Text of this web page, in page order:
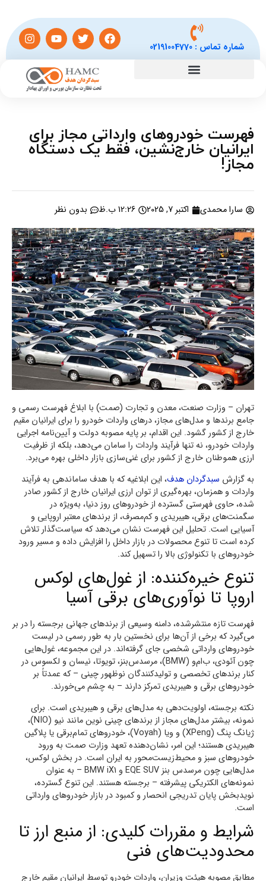
شماره تماس :02191004770
فهرست خودروهای وارداتی مجاز برای
ایرانیان خارج‌نشین، فقط یک دستگاه
مجاز!
سارا محمدی اکتبر 7, 2025 12:26 ب.ظ بدون نظر
تهران – وزارت صنعت، معدن و تجارت (صمت) با ابلاغ فهرست رسمی و
جامع برندها و مدل‌های مجاز، درهای واردات خودرو را برای ایرانیان مقیم
خارج از کشور گشود. این اقدام، بر پایه مصوبه دولت و آیین‌نامه اجرایی
واردات خودرو، نه تنها فرآیند واردات را سامان می‌دهد، بلکه از ظرفیت
ارزی هموطنان خارج از کشور برای غنی‌سازی بازار داخلی بهره می‌برد.
به گزارش سبدگردان هدف، این ابلاغیه که با هدف ساماندهی به فرآیند
واردات و همزمان، بهره‌گیری از توان ارزی ایرانیان خارج از کشور صادر
شده، حاوی فهرستی گسترده از خودروهای روز دنیا، به‌ویژه در
سگمنت‌های برقی، هیبریدی و کم‌مصرف، از برندهای معتبر اروپایی و
آسیایی است. تحلیل این فهرست نشان می‌دهد که سیاست‌گذار تلاش
کرده است تا تنوع محصولات در بازار داخل را افزایش داده و مسیر ورود
خودروهای با تکنولوژی بالا را تسهیل کند.
تنوع خیره‌کننده: از غول‌های لوکس
اروپا تا نوآوری‌های برقی آسیا
فهرست تازه منتشرشده، دامنه وسیعی از برندهای جهانی برجسته را در بر
می‌گیرد که برخی از آن‌ها برای نخستین بار به طور رسمی در لیست
خودروهای وارداتی شخصی جای گرفته‌اند. در این مجموعه، غول‌هایی
چون آئودی، ب‌ام‌و (BMW)، مرسدس‌بنز، تویوتا، نیسان و لکسوس در
کنار برندهای تخصصی و تولیدکنندگان نوظهور چینی – که عمدتاً بر
خودروهای برقی و هیبریدی تمرکز دارند – به چشم می‌خورند.
نکته برجسته، اولویت‌دهی به مدل‌های برقی و هیبریدی است. برای
نمونه، بیشتر مدل‌های مجاز از برندهای چینی نوین مانند نیو (NIO)،
ژیانگ پنگ (XPeng) و ویا (Voyah)، خودروهای تمام‌برقی یا پلاگین
هیبریدی هستند؛ این امر، نشان‌دهنده تعهد وزارت صمت به ورود
خودروهای سبز و محیط‌زیست‌محور به ایران است. در بخش لوکس،
مدل‌هایی چون مرسدس بنز EQE SUV و BMW iX1 – به عنوان
نمونه‌های الکتریکی پیشرفته – برجسته هستند. این تنوع گسترده،
نویدبخش پایان تدریجی انحصار و کمبود در بازار خودروهای وارداتی
است.
شرایط و مقررات کلیدی: از منبع ارز تا
محدودیت‌های فنی
مطابق مصوبه هیئت وزیران، واردات خودرو توسط ایرانیان مقیم خارج